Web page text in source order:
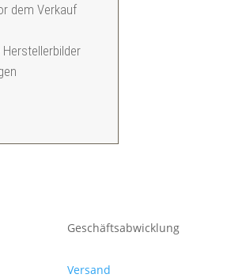
dem Verkauf
Geschäftsabwicklung
Versand